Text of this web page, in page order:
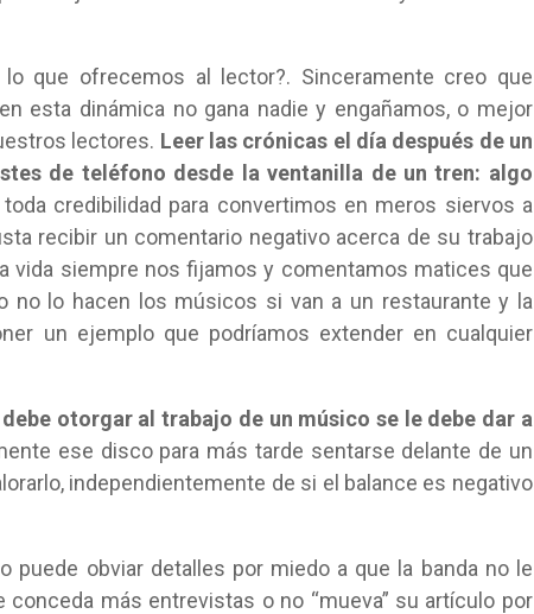
que ofrecemos al lector?. Sinceramente creo que
esta dinámica no gana nadie y engañamos, o mejor
lectores. Leer las crónicas el día después de un
de teléfono desde la ventanilla de un tren: algo
credibilidad para convertimos en meros siervos a
recibir un comentario negativo acerca de su trabajo
vida siempre nos fijamos y comentamos matices que
no lo hacen los músicos si van a un restaurante y la
un ejemplo que podríamos extender en cualquier
otorgar al trabajo de un músico se le debe dar a
ese disco para más tarde sentarse delante de un
independientemente de si el balance es negativo
puede obviar detalles por miedo a que la banda no le
más entrevistas o no “mueva” su artículo por